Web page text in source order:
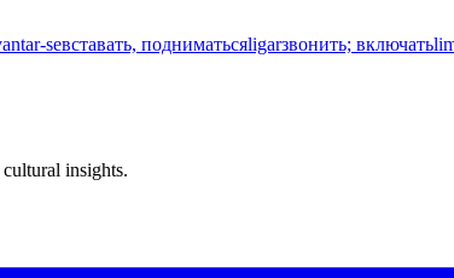
seвставать, подниматьсяligarзвонить; включать
insights.